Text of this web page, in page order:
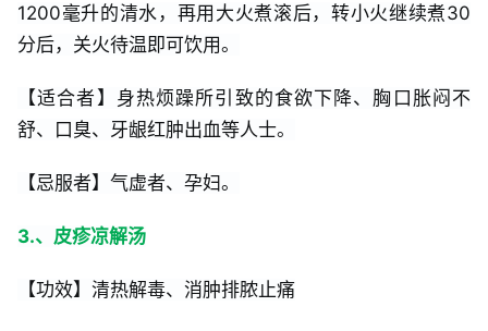
1200毫升的清水，再用大火煮滚后，转小火继续煮30
分后，关火待温即可饮用。
【适合者】身热烦躁所引致的食欲下降、胸口胀闷不
舒、口臭、牙龈红肿出血等人士。
【忌服者】气虚者、孕妇。
3.、皮疹凉解汤
【功效】清热解毒、消肿排脓止痛